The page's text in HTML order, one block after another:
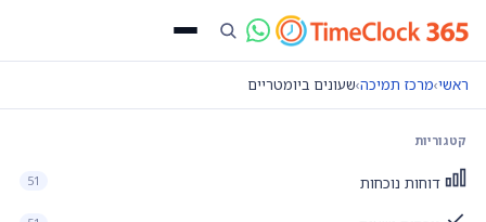
ראשי›מרכז תמיכה›שעונים ביומטריים
קטגוריות
דוחות נוכחות 51